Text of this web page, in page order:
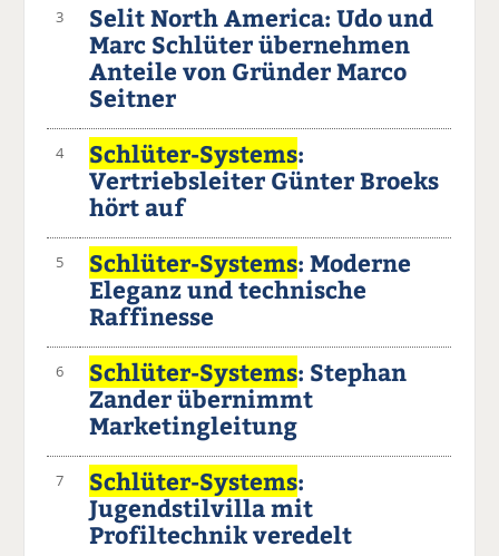
3
Selit North America: Udo und
Marc Schlüter übernehmen
Anteile von Gründer Marco
Seitner
4 Schlüter-Systems:
Vertriebsleiter Günter Broeks
hört auf
5 Schlüter-Systems: Moderne
Eleganz und technische
Raffinesse
6 Schlüter-Systems: Stephan
Zander übernimmt
Marketingleitung
7 Schlüter-Systems:
Jugendstilvilla mit
Profiltechnik veredelt